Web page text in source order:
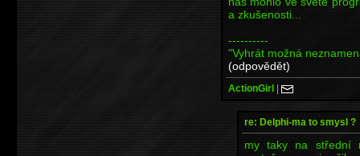
a zkušenosti...
----------
"Vyhrát možná
(odpovědět)
ActionGirl |
re: Delphi-ma to smysl ?
my taky na střední